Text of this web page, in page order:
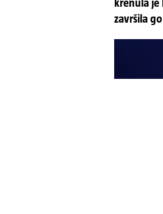
krenula je
završila